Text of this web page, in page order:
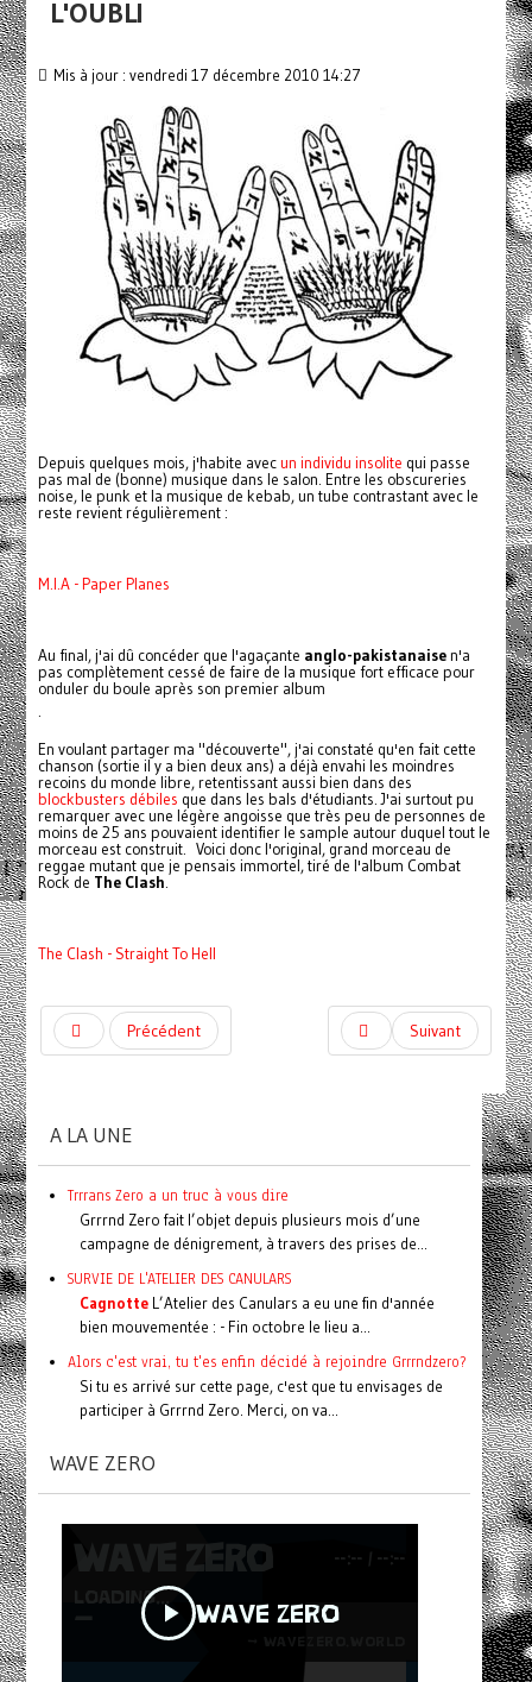
L'OUBLI
Mis à jour : vendredi 17 décembre 2010 14:27
Depuis quelques mois, j'habite avecun individu insolite qui passe
pas mal de (bonne) musique dans le salon. Entre les obscureries
noise, le punk et la musique de kebab, un tube contrastant avec le
reste revient régulièrement :
M.I.A - Paper Planes
Au final, j'ai dû concéder que l'agaçante anglo-pakistanaisen'a
pas complètement cessé de faire de la musique fort efficace pour
onduler du boule après son premier album
.
En voulant partager ma "découverte", j'ai constaté qu'en fait cette
chanson (sortie il y a bien deux ans) a déjà envahi les moindres
recoins du monde libre, retentissant aussi bien dans des
blockbusters débiles que dans les bals d'étudiants. J'ai surtout pu
remarquer avec une légère angoisse que très peu de personnes de
moins de 25 ans pouvaient identifier le sample autour duquel tout le
morceau est construit. Voici donc l'original, grand morceau de
reggae mutant que je pensais immortel, tiré de l'album Combat
Rock de The Clash.
The Clash - Straight To Hell
Précédent Suivant
A LA UNE
Trrrans Zero a un truc à vous dire
Grrrnd Zero fait l’objet depuis plusieurs mois d’une
campagne de dénigrement, à travers des prises de...
SURVIE DE L'ATELIER DES CANULARS
CagnotteL’Atelier des Canulars a eu une fin d'année
bien mouvementée : - Fin octobre le lieu a...
Alors c'est vrai, tu t'es enfin décidé à rejoindre Grrrndzero?
Si tu es arrivé sur cette page, c'est que tu envisages de
participer à Grrrnd Zero. Merci, on va...
WAVE ZERO